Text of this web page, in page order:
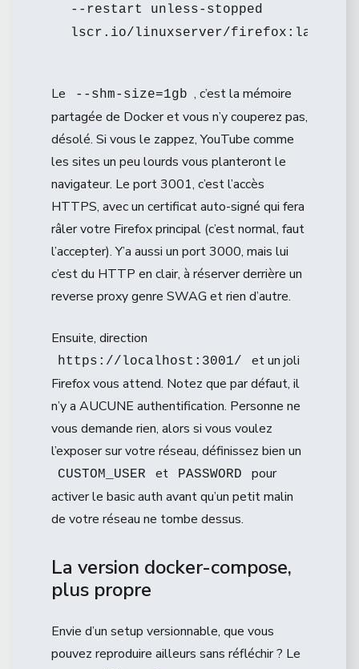
--restart unless-stopped
Le --shm-size=1gb , c’est la mémoire
partagée de Docker et vous n’y couperez pas,
désolé. Si vous le zappez, YouTube comme
les sites un peu lourds vous planteront le
navigateur. Le port 3001, c’est l’accès
HTTPS, avec un certificat auto-signé qui fera
râler votre Firefox principal (c’est normal, faut
l’accepter). Y’a aussi un port 3000, mais lui
c’est du HTTP en clair, à réserver derrière un
reverse proxy genre SWAG et rien d’autre.
Ensuite, direction
https://localhost:3001/
et un joli
Firefox vous attend. Notez que par défaut, il
n’y a AUCUNE authentification. Personne ne
vous demande rien, alors si vous voulez
l’exposer sur votre réseau, définissez bien un
CUSTOM_USER et PASSWORD
pour
activer le basic auth avant qu’un petit malin
de votre réseau ne tombe dessus.
La version docker-compose,
plus propre
Envie d’un setup versionnable, que vous
pouvez reproduire ailleurs sans réfléchir ? Le